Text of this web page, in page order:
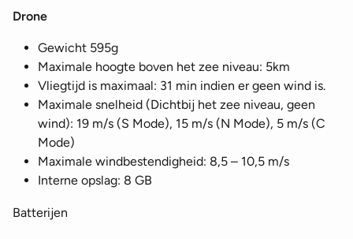
Drone
Gewicht 595g
Maximale hoogte boven het zee niveau: 5km
Vliegtijd is maximaal: 31 min indien er geen wind is.
Maximale snelheid (Dichtbij het zee niveau, geen
wind): 19 m/s (S Mode), 15 m/s (N Mode), 5 m/s (C
Mode)
Maximale windbestendigheid: 8,5 – 10,5 m/s
Interne opslag: 8 GB
Batterijen